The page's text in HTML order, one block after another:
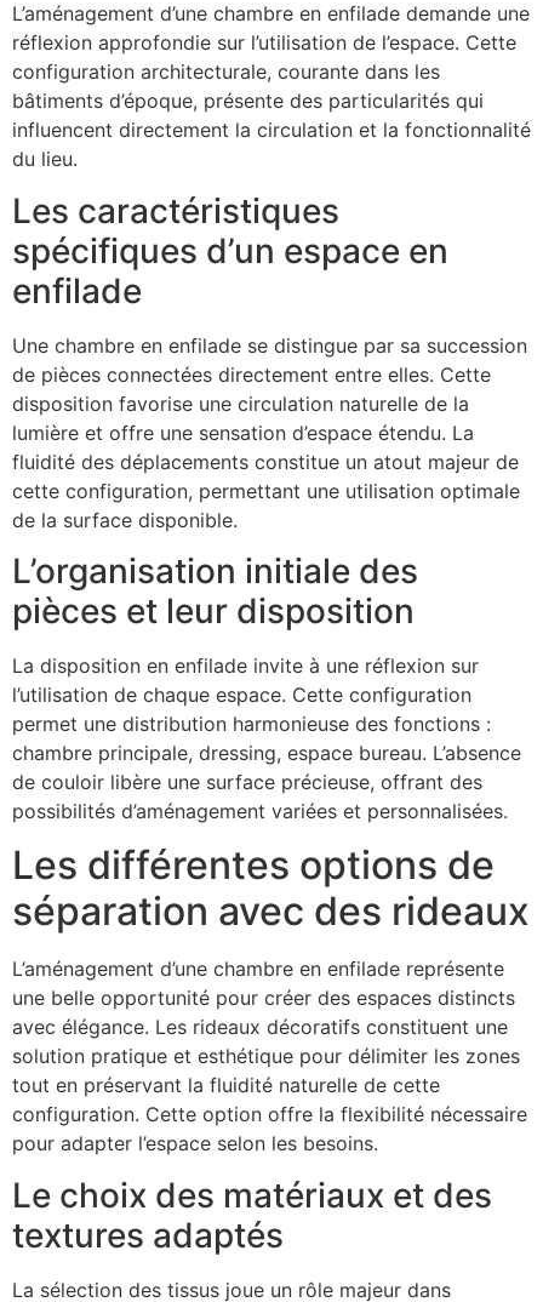
L’aménagement d’une chambre en enfilade demande une
réflexion approfondie sur l’utilisation de l’espace. Cette
configuration architecturale, courante dans les
bâtiments d’époque, présente des particularités qui
influencent directement la circulation et la fonctionnalité
du lieu.
Les caractéristiques
spécifiques d’un espace en
enfilade
Une chambre en enfilade se distingue par sa succession
de pièces connectées directement entre elles. Cette
disposition favorise une circulation naturelle de la
lumière et offre une sensation d’espace étendu. La
fluidité des déplacements constitue un atout majeur de
cette configuration, permettant une utilisation optimale
de la surface disponible.
L’organisation initiale des
pièces et leur disposition
La disposition en enfilade invite à une réflexion sur
l’utilisation de chaque espace. Cette configuration
permet une distribution harmonieuse des fonctions :
chambre principale, dressing, espace bureau. L’absence
de couloir libère une surface précieuse, offrant des
possibilités d’aménagement variées et personnalisées.
Les différentes options de
séparation avec des rideaux
L’aménagement d’une chambre en enfilade représente
une belle opportunité pour créer des espaces distincts
avec élégance. Les rideaux décoratifs constituent une
solution pratique et esthétique pour délimiter les zones
tout en préservant la fluidité naturelle de cette
configuration. Cette option offre la flexibilité nécessaire
pour adapter l’espace selon les besoins.
Le choix des matériaux et des
textures adaptés
La sélection des tissus joue un rôle majeur dans